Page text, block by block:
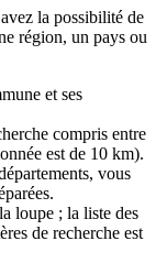
la possibilité de
région, un pays ou
et ses
compris entre
est de 10 km).
vous
loupe ; la liste des
de recherche est